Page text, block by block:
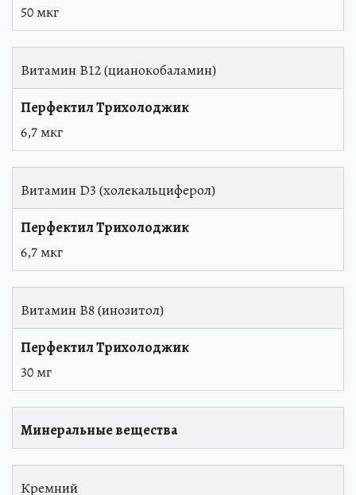
50 мкг
Витамин В12 (цианокобаламин)
6,7 мкг
Витамин D3 (холекальциферол)
6,7 мкг
Витамин B8 (инозитол)
30 мг
Минеральные вещества
Кремний